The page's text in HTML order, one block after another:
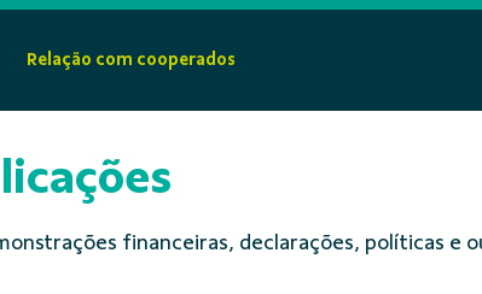
Relação com cooperados
financeiras, declarações, políticas e